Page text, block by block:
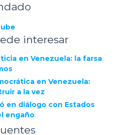
interesar
en Venezuela: la farsa
en Venezuela:
a la vez
en diálogo con Estados
engaño